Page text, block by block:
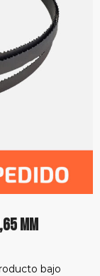
mm
bajo